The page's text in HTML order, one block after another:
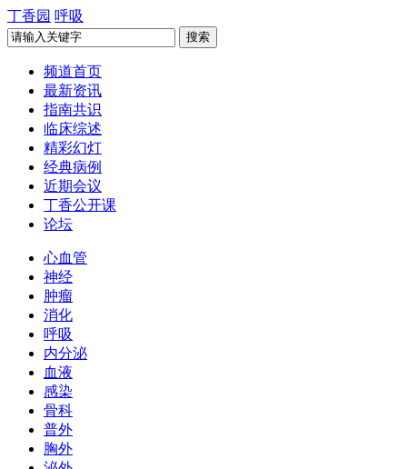
丁香园 呼吸
频道首页
最新资讯
指南共识
临床综述
精彩幻灯
经典病例
近期会议
丁香公开课
论坛
心血管
神经
肿瘤
消化
呼吸
内分泌
血液
感染
骨科
普外
胸外